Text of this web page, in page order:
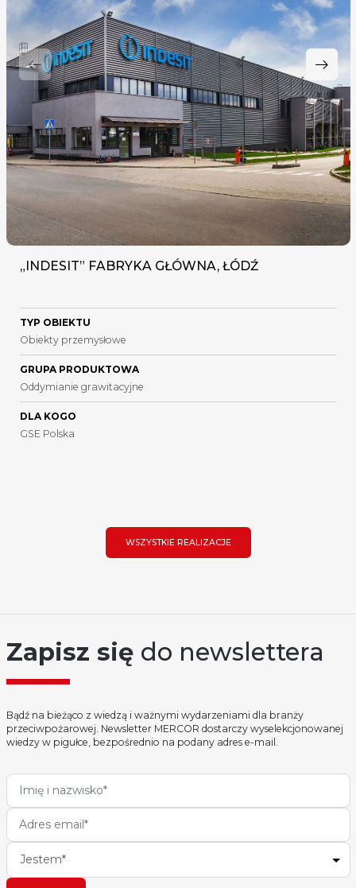
„INDESIT” FABRYKA GŁÓWNA, ŁÓDŹ
TYP OBIEKTU
Obiekty przemysłowe
GRUPA PRODUKTOWA
Oddymianie grawitacyjne
DLA KOGO
GSE Polska
WSZYSTKIE REALIZACJE
Zapisz się do newslettera
Bądź na bieżąco z wiedzą i ważnymi wydarzeniami dla branży
przeciwpożarowej. Newsletter MERCOR dostarczy wyselekcjonowanej
wiedzy w pigułce, bezpośrednio na podany adres e-mail.
Jestem*